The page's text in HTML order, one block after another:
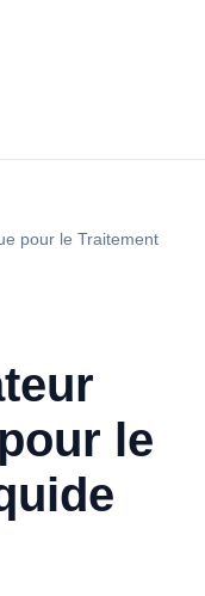
pour le Traitement
le